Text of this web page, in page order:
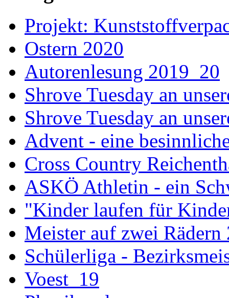
Projekt:
Ostern 2020
Autorenlesung 2019_20
Shrove Tuesday an
Shrove Tuesday an
Advent - eine
Cross Country
ASKÖ Athletin - ein
"Kinder laufen für
Meister auf zwei Rädern
Schülerliga -
Voest_19